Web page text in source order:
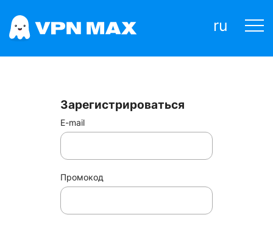
ru
Зарегистрироваться
E-mail
Промокод